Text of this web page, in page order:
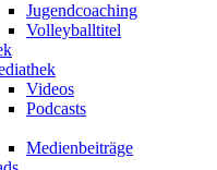
Jugendcoaching
Volleyballtitel
Videos
Podcasts
Medienbeiträge